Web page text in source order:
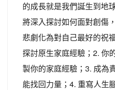
的成長就是我們誕生到地
將深入探討如何面對創傷
悲劇化為對自己最好的祝
探討原生家庭經驗；2. 你
製你的家庭經驗；3. 成為
能找回力量；4. 重寫人生